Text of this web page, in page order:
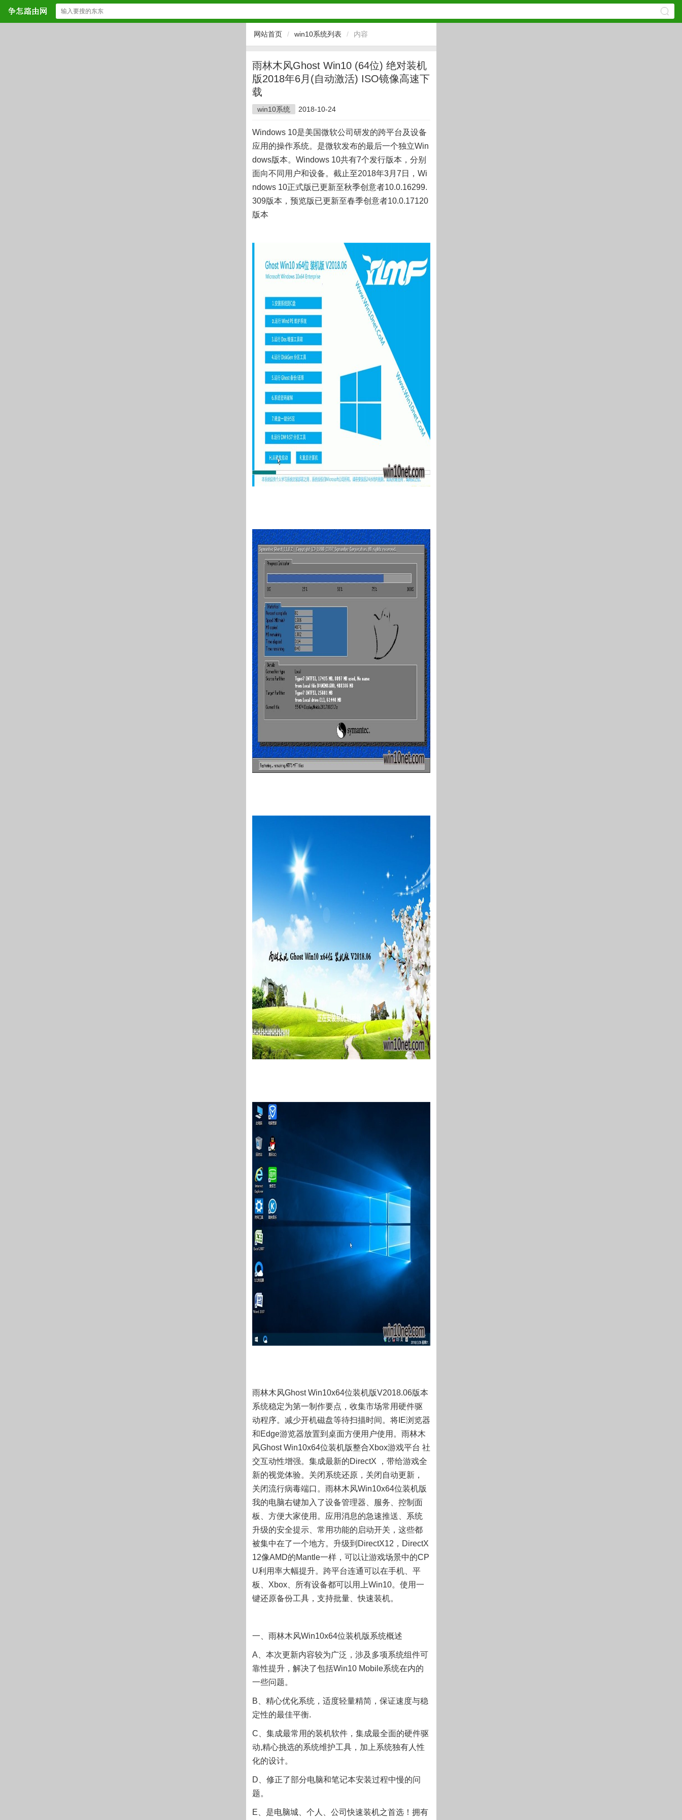
网站首页 / win10系统列表 / 内容
雨林木风Ghost Win10 (64位) 绝对装机
版2018年6月(自动激活) ISO镜像高速下
载
win10系统 2018-10-24
Windows 10是美国微软公司研发的跨平台及设备
应用的操作系统。是微软发布的最后一个独立Win
dows版本。Windows 10共有7个发行版本，分别
面向不同用户和设备。截止至2018年3月7日，Wi
ndows 10正式版已更新至秋季创意者10.0.16299.
309版本，预览版已更新至春季创意者10.0.17120
版本
雨林木风Ghost Win10x64位装机版V2018.06版本
系统稳定为第一制作要点，收集市场常用硬件驱
动程序。减少开机磁盘等待扫描时间。将IE浏览器
和Edge游览器放置到桌面方便用户使用。雨林木
风Ghost Win10x64位装机版整合Xbox游戏平台 社
交互动性增强。集成最新的DirectX ，带给游戏全
新的视觉体验。关闭系统还原，关闭自动更新，
关闭流行病毒端口。雨林木风Win10x64位装机版
我的电脑右键加入了设备管理器、服务、控制面
板、方便大家使用。应用消息的急速推送、系统
升级的安全提示、常用功能的启动开关，这些都
被集中在了一个地方。升级到DirectX12，DirectX
12像AMD的Mantle一样，可以让游戏场景中的CP
U利用率大幅提升。跨平台连通可以在手机、平
板、Xbox、所有设备都可以用上Win10。使用一
键还原备份工具，支持批量、快速装机。
一、雨林木风Win10x64位装机版系统概述
A、本次更新内容较为广泛，涉及多项系统组件可
靠性提升，解决了包括Win10 Mobile系统在内的
一些问题。
B、精心优化系统，适度轻量精简，保证速度与稳
定性的最佳平衡.
C、集成最常用的装机软件，集成最全面的硬件驱
动,精心挑选的系统维护工具，加上系统独有人性
化的设计。
D、修正了部分电脑和笔记本安装过程中慢的问
题。
E、是电脑城、个人、公司快速装机之首选！拥有